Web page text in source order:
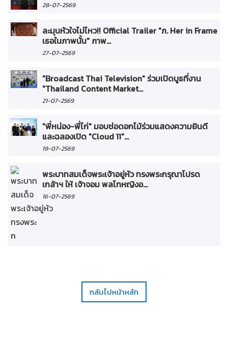
28-07-2569
ละมุนหัวใจไม่ไหว!! Official Trailer "ภ. Her in Frame
เธอในภาพนั้น" ภาพ...
27-07-2569
"Broadcast Thai Television" ร่วมเปิดบูธที่งาน
"Thailand Content Market...
21-07-2569
"พี่หน่อง-พี่ไก่" มอบช่อดอกไม้ร่วมแสดงความยินดี
และฉลองเปิด "Cloud 11"...
19-07-2569
พระบาทสมเด็จพระเจ้าอยู่หัว ทรงพระกรุณาโปรด
เกล้าฯ ให้ เจ้าจอม พลโทหญิงอ...
16-07-2569
กลับไปหน้าหลัก